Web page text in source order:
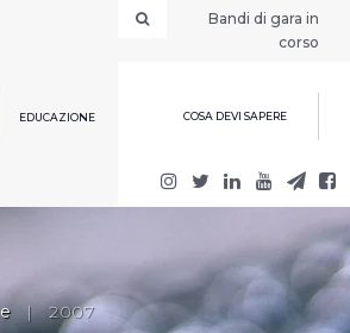
Bandi di gara in
corso
EDUCAZIONE COSA DEVI SAPERE
| 2007